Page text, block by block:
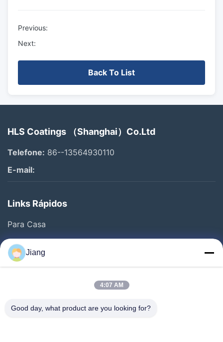
Previous:
Next:
Back To List
HLS Coatings （Shanghai）Co.Ltd
Telefone: 86--13564930110
E-mail:
Links Rápidos
Para Casa
Produtos
Vídeos
Visita À Fábrica
Jiang
4:07 AM
Good day, what product are you looking for?